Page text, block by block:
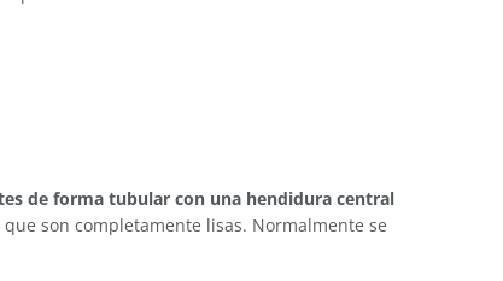
de forma tubular con una hendidura central
son completamente lisas. Normalmente se